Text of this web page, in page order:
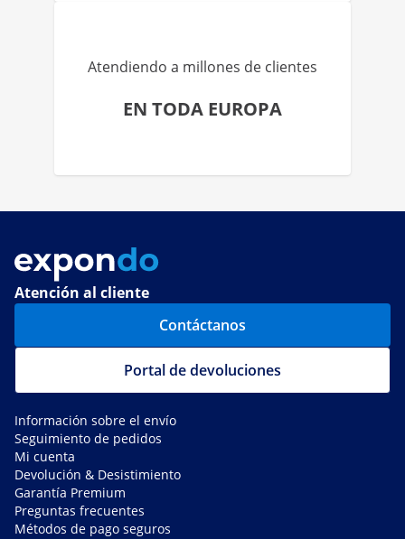
Atendiendo a millones de clientes
EN TODA EUROPA
Atención al cliente
Contáctanos
Portal de devoluciones
Información sobre el envío
Seguimiento de pedidos
Mi cuenta
Devolución & Desistimiento
Garantía Premium
Preguntas frecuentes
Métodos de pago seguros